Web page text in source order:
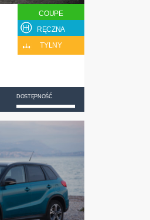
COUPE
RĘCZNA
TYLNY
DOSTĘPNOŚĆ